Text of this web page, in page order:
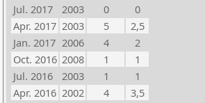
Jul. 2017
2003 0
0
Apr. 2017 2003 5
2,5
Jan. 2017 2006 4
2
Oct. 2016 2008 1
1
Jul. 2016
2003 1
1
Apr. 2016 2002 4
3,5